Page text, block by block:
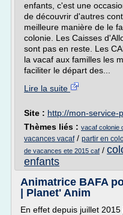
enfants, c'est une
de découvrir d'autres
meilleure manière de le
colonie. Les Caisses
sont pas en reste. Les
la vacaf aux familles les
faciliter le départ des...
Lire la suite
Site : http://mon-service-
Thèmes liés : vacaf colonie
vacances vacaf/ partir en
de vacances ete 2015 caf /
enfants
Animatrice BAFA
| Planet' Anim
En effet depuis juillet